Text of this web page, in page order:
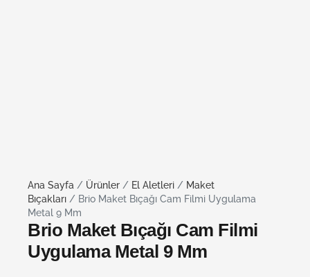
Ana Sayfa / Ürünler / El Aletleri / Maket
Bıçakları / Brio Maket Bıçağı Cam Filmi Uygulama
Metal 9 Mm
Brio Maket Bıçağı Cam Filmi
Uygulama Metal 9 Mm